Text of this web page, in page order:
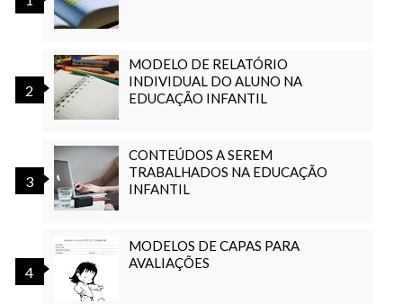
MODELO DE RELATÓRIO
INDIVIDUAL DO ALUNO NA
EDUCAÇÃO INFANTIL
CONTEÚDOS A SEREM
TRABALHADOS NA EDUCAÇÃO
INFANTIL
MODELOS DE CAPAS PARA
AVALIAÇÕES